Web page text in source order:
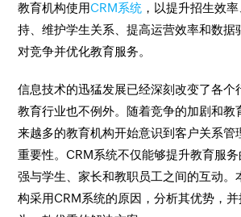
教育机构使用CRM系统 ，以提升招生效
持、维护学生关系、提高运营效率和数据
对竞争并优化教育服务。
信息技术的迅猛发展已经深刻改变了各个
教育行业也不例外。随着竞争的加剧和教
来越多的教育机构开始意识到客户关系管
重要性。CRM系统不仅能够提升教育服
强与学生、家长和教职员工之间的互动。
构采用CRM系统的原因，分析其优势，